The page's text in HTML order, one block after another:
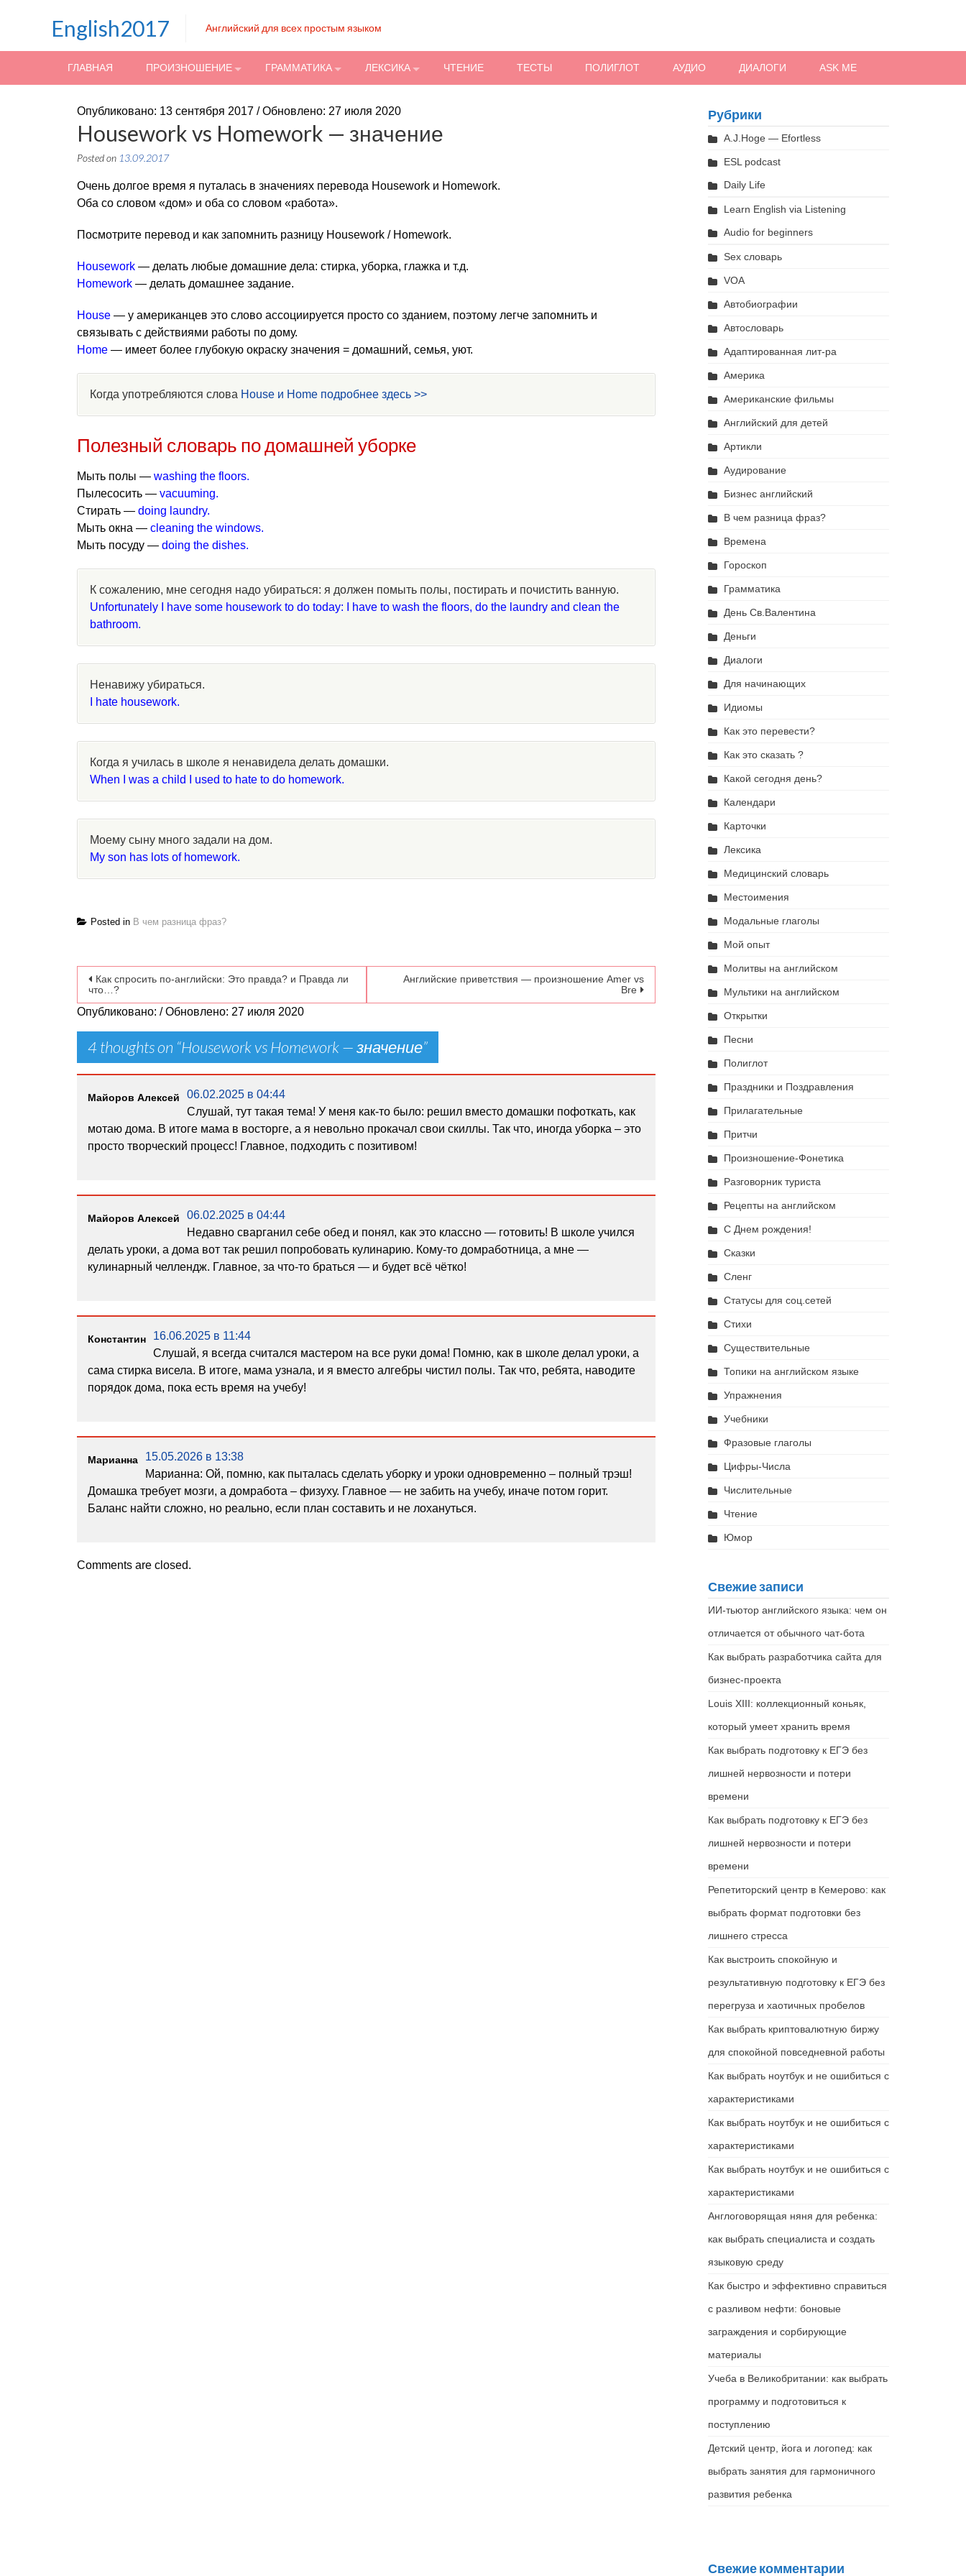
English2017 Английский для всех простым языком
ГЛАВНАЯ ПРОИЗНОШЕНИЕ ГРАММАТИКА ЛЕКСИКА ЧТЕНИЕ ТЕСТЫ ПОЛИГЛОТ АУДИО ДИАЛОГИ ASK ME
Опубликовано: 13 сентября 2017 / Обновлено: 27 июля 2020
Housework vs Homework — значение
Posted on 13.09.2017
Очень долгое время я путалась в значениях перевода Housework и Homework.
Оба со словом «дом» и оба со словом «работа».
Посмотрите перевод и как запомнить разницу Housework / Homework.
Housework — делать любые домашние дела: стирка, уборка, глажка и т.д.
Homework — делать домашнее задание.
House — у американцев это слово ассоциируется просто со зданием, поэтому легче запомнить и
связывать с действиями работы по дому.
Home — имеет более глубокую окраску значения = домашний, семья, уют.
Когда употребляются слова House и Home подробнее здесь >>
Полезный словарь по домашней уборке
Мыть полы —washing the floors.
Пылесосить —vacuuming.
Стирать —doing laundry.
Мыть окна —cleaning the windows.
Мыть посуду —doing the dishes.
К сожалению, мне сегодня надо убираться: я должен помыть полы, постирать и почистить ванную.
Unfortunately I have some housework to do today: I have to wash the floors, do the laundry and clean the
bathroom.
Ненавижу убираться.
I hate housework.
Когда я училась в школе я ненавидела делать домашки.
When I was a child I used to hate to do homework.
Моему сыну много задали на дом.
My son has lots of homework.
Posted in В чем разница фраз?
Навигация по записям
Как спросить по-английски: Это правда? и Правда ли
что…?
Английские приветствия — произношение Amer vs
Bre
Опубликовано: / Обновлено: 27 июля 2020
4 thoughts on “Housework vs Homework — значение”
Майоров Алексей
06.02.2025 в 04:44
Слушай, тут такая тема! У меня как-то было: решил вместо домашки пофоткать, как
мотаю дома. В итоге мама в восторге, а я невольно прокачал свои скиллы. Так что, иногда уборка – это
просто творческий процесс! Главное, подходить с позитивом!
Майоров Алексей
06.02.2025 в 04:44
Недавно сварганил себе обед и понял, как это классно — готовить! В школе учился
делать уроки, а дома вот так решил попробовать кулинарию. Кому-то домработница, а мне —
кулинарный челлендж. Главное, за что-то браться — и будет всё чётко!
Константин
16.06.2025 в 11:44
Слушай, я всегда считался мастером на все руки дома! Помню, как в школе делал уроки, а
сама стирка висела. В итоге, мама узнала, и я вместо алгебры чистил полы. Так что, ребята, наводите
порядок дома, пока есть время на учебу!
Марианна
15.05.2026 в 13:38
Марианна: Ой, помню, как пыталась сделать уборку и уроки одновременно – полный трэш!
Домашка требует мозги, а домработа – физуху. Главное — не забить на учебу, иначе потом горит.
Баланс найти сложно, но реально, если план составить и не лохануться.
Comments are closed.
Рубрики
A.J.Hoge — Efortless
ESL podcast
Daily Life
Learn English via Listening
Audio for beginners
Sex словарь
VOA
Автобиографии
Автословарь
Адаптированная лит-ра
Америка
Американские фильмы
Английский для детей
Артикли
Аудирование
Бизнес английский
В чем разница фраз?
Времена
Гороскоп
Грамматика
День Св.Валентина
Деньги
Диалоги
Для начинающих
Идиомы
Как это перевести?
Как это сказать ?
Какой сегодня день?
Календари
Карточки
Лексика
Медицинский словарь
Местоимения
Модальные глаголы
Мой опыт
Молитвы на английском
Мультики на английском
Открытки
Песни
Полиглот
Праздники и Поздравления
Прилагательные
Притчи
Произношение-Фонетика
Разговорник туриста
Рецепты на английском
С Днем рождения!
Сказки
Сленг
Статусы для соц.сетей
Стихи
Существительные
Топики на английском языке
Упражнения
Учебники
Фразовые глаголы
Цифры-Числа
Числительные
Чтение
Юмор
Свежие записи
ИИ-тьютор английского языка: чем он
отличается от обычного чат-бота
Как выбрать разработчика сайта для
бизнес-проекта
Louis XIII: коллекционный коньяк,
который умеет хранить время
Как выбрать подготовку к ЕГЭ без
лишней нервозности и потери
времени
Как выбрать подготовку к ЕГЭ без
лишней нервозности и потери
времени
Репетиторский центр в Кемерово: как
выбрать формат подготовки без
лишнего стресса
Как выстроить спокойную и
результативную подготовку к ЕГЭ без
перегруза и хаотичных пробелов
Как выбрать криптовалютную биржу
для спокойной повседневной работы
Как выбрать ноутбук и не ошибиться с
характеристиками
Как выбрать ноутбук и не ошибиться с
характеристиками
Как выбрать ноутбук и не ошибиться с
характеристиками
Англоговорящая няня для ребенка:
как выбрать специалиста и создать
языковую среду
Как быстро и эффективно справиться
с разливом нефти: боновые
заграждения и сорбирующие
материалы
Учеба в Великобритании: как выбрать
программу и подготовиться к
поступлению
Детский центр, йога и логопед: как
выбрать занятия для гармоничного
развития ребенка
Свежие комментарии